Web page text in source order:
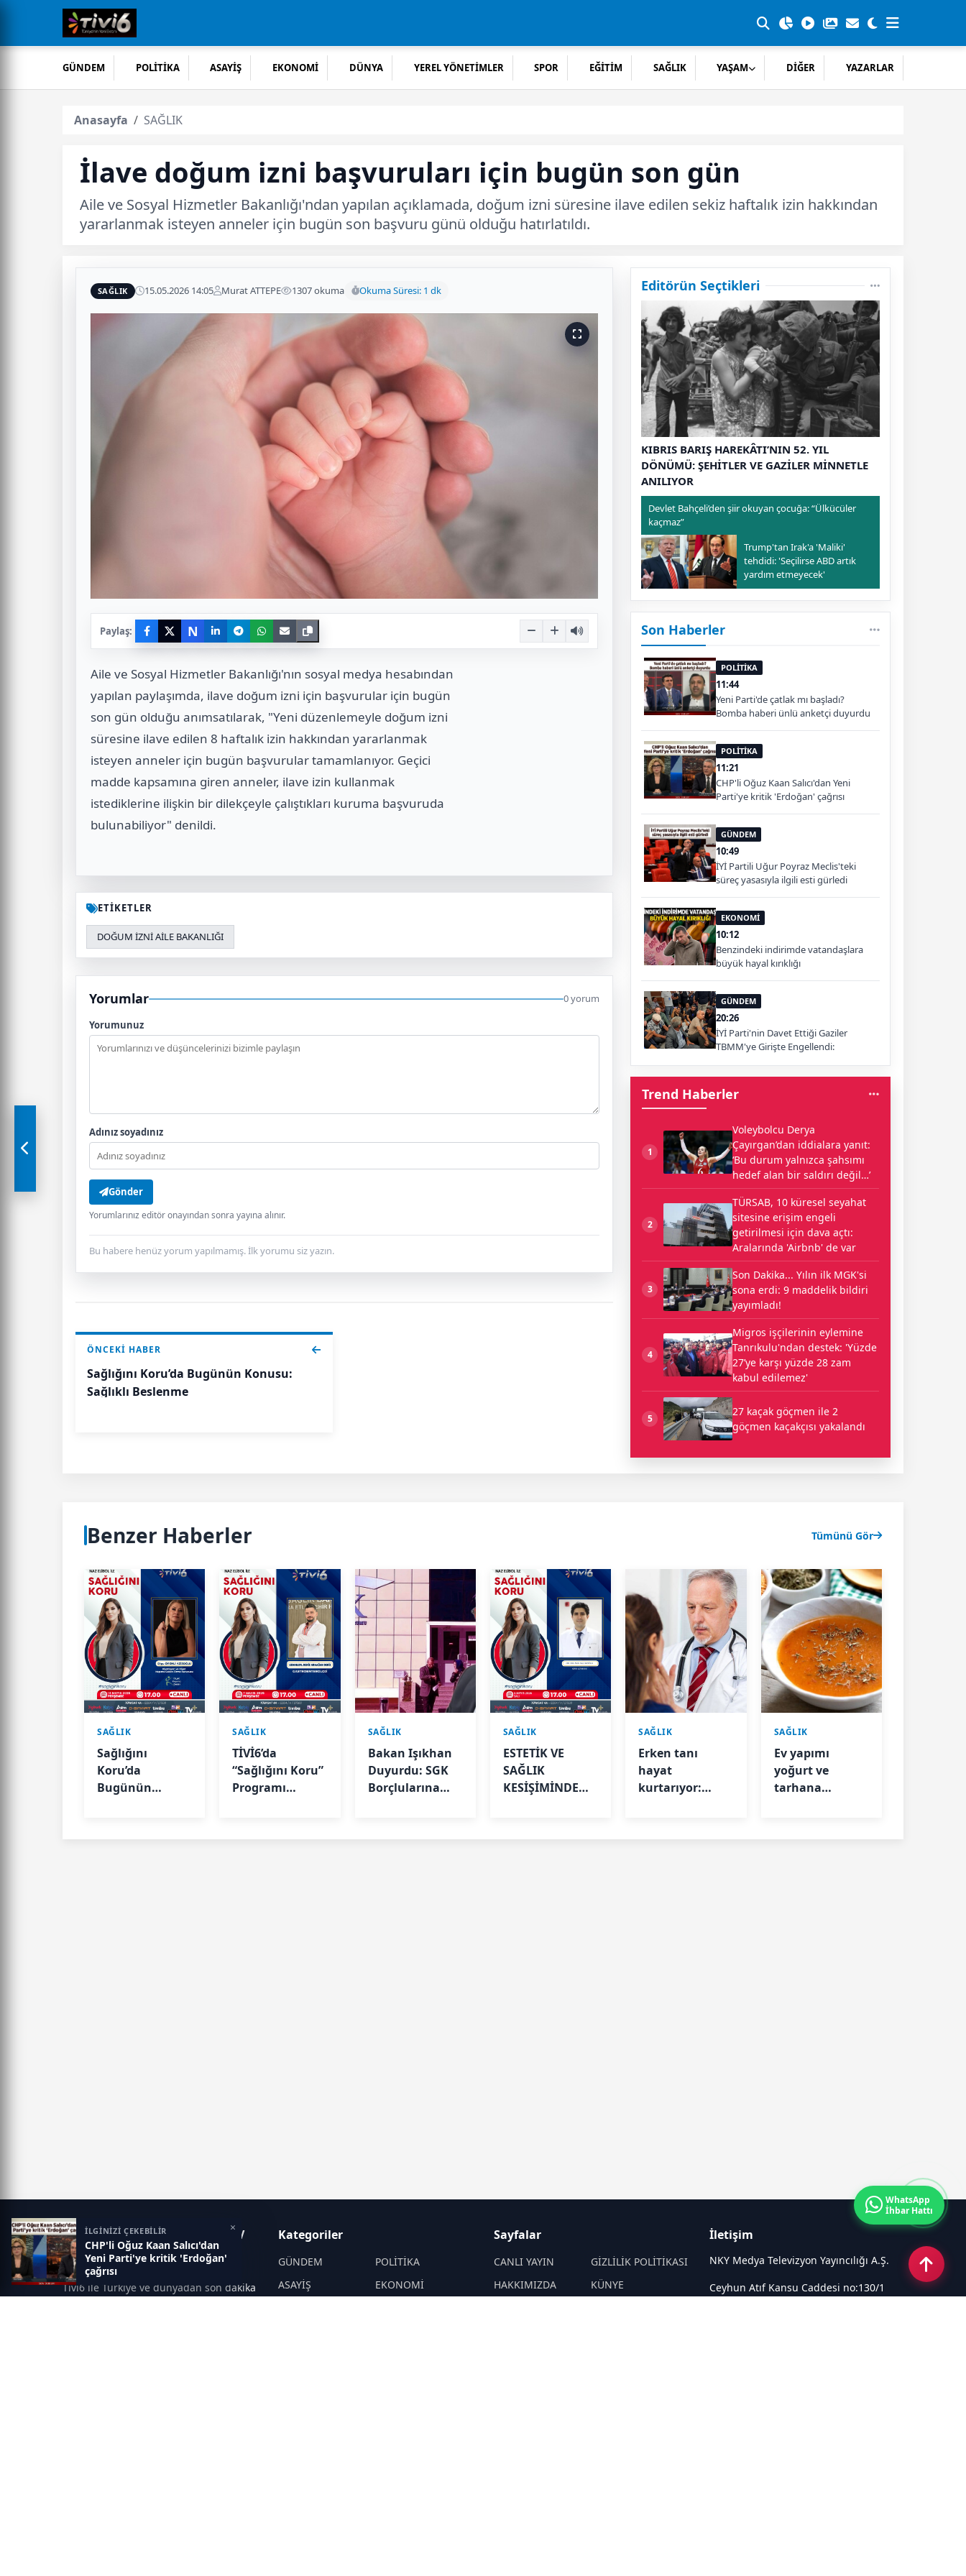
GÜNDEM POLİTİKA ASAYİŞ EKONOMİ DÜNYA YEREL YÖNETİMLER SPOR EĞİTİM SAĞLIK YAŞAM DİĞER YAZARLAR
Anasayfa SAĞLIK
İlave doğum izni başvuruları için bugün son gün
Aile ve Sosyal Hizmetler Bakanlığı'ndan yapılan açıklamada, doğum izni süresine ilave edilen sekiz haftalık izin hakkından
yararlanmak isteyen anneler için bugün son başvuru günü olduğu hatırlatıldı.
SAĞLIK 15.05.2026 14:05 Murat ATTEPE 1307 okuma Okuma Süresi: 1 dk
Paylaş: N
Aile ve Sosyal Hizmetler Bakanlığı'nın sosyal medya hesabından
yapılan paylaşımda, ilave doğum izni için başvurular için bugün
son gün olduğu anımsatılarak, "Yeni düzenlemeyle doğum izni
süresine ilave edilen 8 haftalık izin hakkından yararlanmak
isteyen anneler için bugün başvurular tamamlanıyor. Geçici
madde kapsamına giren anneler, ilave izin kullanmak
istediklerine ilişkin bir dilekçeyle çalıştıkları kuruma başvuruda
bulunabiliyor" denildi.
ETİKETLER
DOĞUM İZNİ AİLE BAKANLIĞI
Yorumlar 0 yorum
Yorumunuz
Adınız soyadınız
Gönder
Yorumlarınız editör onayından sonra yayına alınır.
Bu habere henüz yorum yapılmamış. İlk yorumu siz yazın.
ÖNCEKI HABER
Sağlığını Koru’da Bugünün Konusu:
Sağlıklı Beslenme
Editörün Seçtikleri
KIBRIS BARIŞ HAREKÂTI’NIN 52. YIL
DÖNÜMÜ: ŞEHİTLER VE GAZİLER MİNNETLE
ANILIYOR
Devlet Bahçeli’den şiir okuyan çocuğa: “Ülkücüler
kaçmaz”
Trump'tan Irak'a 'Maliki'
tehdidi: 'Seçilirse ABD artık
yardım etmeyecek'
Son Haberler
POLİTİKA
11:44
Yeni Parti'de çatlak mı başladı?
Bomba haberi ünlü anketçi duyurdu
POLİTİKA
11:21
CHP'li Oğuz Kaan Salıcı'dan Yeni
Parti'ye kritik 'Erdoğan' çağrısı
GÜNDEM
10:49
İYİ Partili Uğur Poyraz Meclis'teki
süreç yasasıyla ilgili esti gürledi
EKONOMİ
10:12
Benzindeki indirimde vatandaşlara
büyük hayal kırıklığı
GÜNDEM
20:26
İYİ Parti'nin Davet Ettiği Gaziler
TBMM'ye Girişte Engellendi:
Trend Haberler
1
Voleybolcu Derya
Çayırgan’dan iddialara yanıt:
‘Bu durum yalnızca şahsımı
hedef alan bir saldırı değil…’
2
TÜRSAB, 10 küresel seyahat
sitesine erişim engeli
getirilmesi için dava açtı:
Aralarında 'Airbnb' de var
3
Son Dakika... Yılın ilk MGK'si
sona erdi: 9 maddelik bildiri
yayımladı!
4
Migros işçilerinin eylemine
Tanrıkulu'ndan destek: 'Yüzde
27’ye karşı yüzde 28 zam
kabul edilemez'
5
27 kaçak göçmen ile 2
göçmen kaçakçısı yakalandı
Benzer Haberler Tümünü Gör
SAĞLIK
Sağlığını
Koru’da
Bugünün
SAĞLIK
TİVİ6’da
“Sağlığını Koru”
Programı
SAĞLIK
Bakan Işıkhan
Duyurdu: SGK
Borçlularına
SAĞLIK
ESTETİK VE
SAĞLIK
KESİŞİMİNDE
SAĞLIK
Erken tanı
hayat
kurtarıyor:
SAĞLIK
Ev yapımı
yoğurt ve
tarhana
İLGİNİZİ ÇEKEBİLİR
CHP'li Oğuz Kaan Salıcı'dan
Yeni Parti'ye kritik 'Erdoğan'
çağrısı
×
Tivi6 – Güncel Haberler, Canlı TV
Yayınları ve Son Dakika
Gelişmeleri
Tivi6 ile Türkiye ve dünyadan son dakika
Kategoriler
GÜNDEM
POLİTİKA
ASAYİŞ
EKONOMİ
Sayfalar
CANLI YAYIN
GİZLİLİK POLİTİKASI
HAKKIMIZDA
KÜNYE
İletişim
NKY Medya Televizyon Yayıncılığı A.Ş.
Ceyhun Atıf Kansu Caddesi no:130/1
WhatsApp
İhbar Hattı